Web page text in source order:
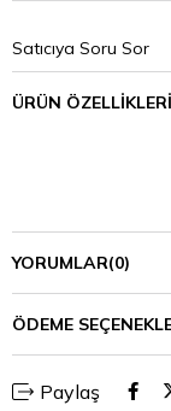
Satıcıya Soru Sor
ÜRÜN ÖZELLIKLERI
YORUMLAR(0)
ÖDEME
Paylaş